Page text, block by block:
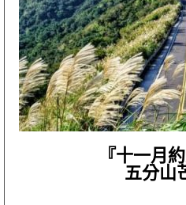
『十一月
五分山